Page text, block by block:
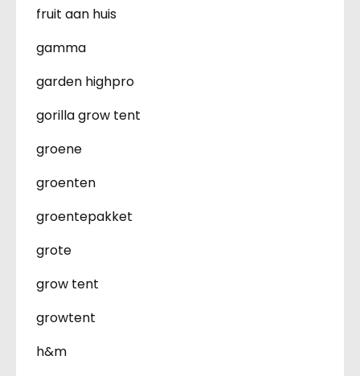
fruit aan huis
gamma
garden highpro
gorilla grow tent
groene
groenten
groentepakket
grote
grow tent
growtent
h&m